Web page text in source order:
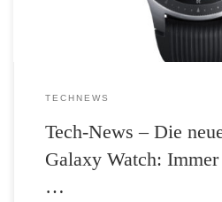
zwischen zwei Größen (42 mm und 46
TECHNEWS
Tech-News – Die
Galaxy Watch:
…